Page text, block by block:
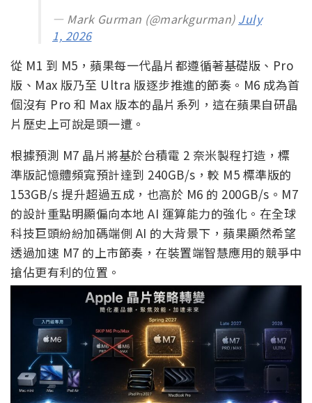
— Mark Gurman (@markgurman) July
1, 2026
從 M1 到 M5，蘋果每一代晶片都遵循著基礎版、Pro
版、Max 版乃至 Ultra 版逐步推進的節奏。M6 成為首
個沒有 Pro 和 Max 版本的晶片系列，這在蘋果自研晶
片歷史上可說是頭一遭。
根據預測 M7 晶片將基於台積電 2 奈米製程打造，標
準版記憶體頻寬預計達到 240GB/s，較 M5 標準版的
153GB/s 提升超過五成，也高於 M6 的 200GB/s。M7
的設計重點明顯偏向本地 AI 運算能力的強化。在全球
科技巨頭紛紛加碼端側 AI 的大背景下，蘋果顯然希望
透過加速 M7 的上市節奏，在裝置端智慧應用的競爭中
搶佔更有利的位置。